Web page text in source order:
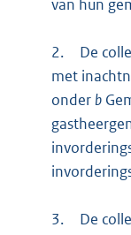
van hun
2.
De
met
onderb
3.
De